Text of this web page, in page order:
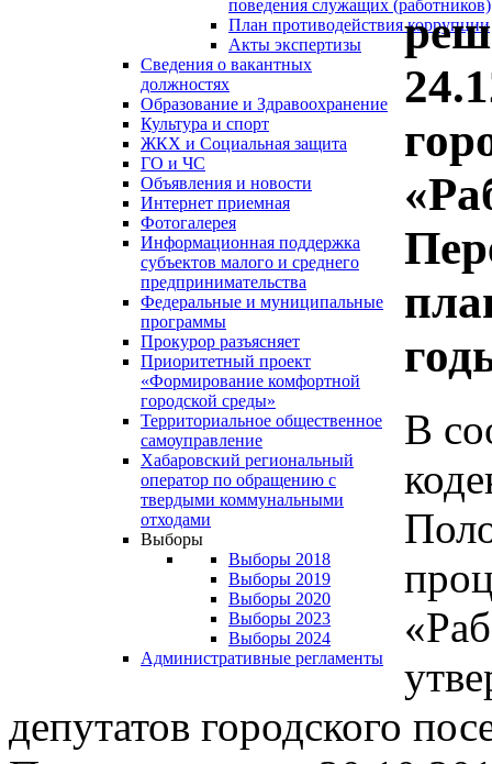
поведения служащих (работников)
План противодействия коррупции
Акты экспертизы
Сведения о вакантных
должностях
Образование и Здравоохранение
Культура и спорт
ЖКХ и Социальная защита
ГО и ЧС
Объявления и новости
Интернет приемная
Фотогалерея
Информационная поддержка
субъектов малого и среднего
предпринимательства
Федеральные и муниципальные
программы
Прокурор разъясняет
Приоритетный проект
«Формирование комфортной
городской среды»
Территориальное общественное
самоуправление
Хабаровский региональный
оператор по обращению с
твердыми коммунальными
отходами
Выборы
Выборы 2018
Выборы 2019
Выборы 2020
Выборы 2023
Выборы 2024
Административные регламенты
В
депутатов городского